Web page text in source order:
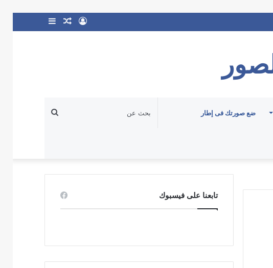
إضافةمقالتسجيل
ضع صورتك فى إطار بحث
تابعنا على فيسبوك